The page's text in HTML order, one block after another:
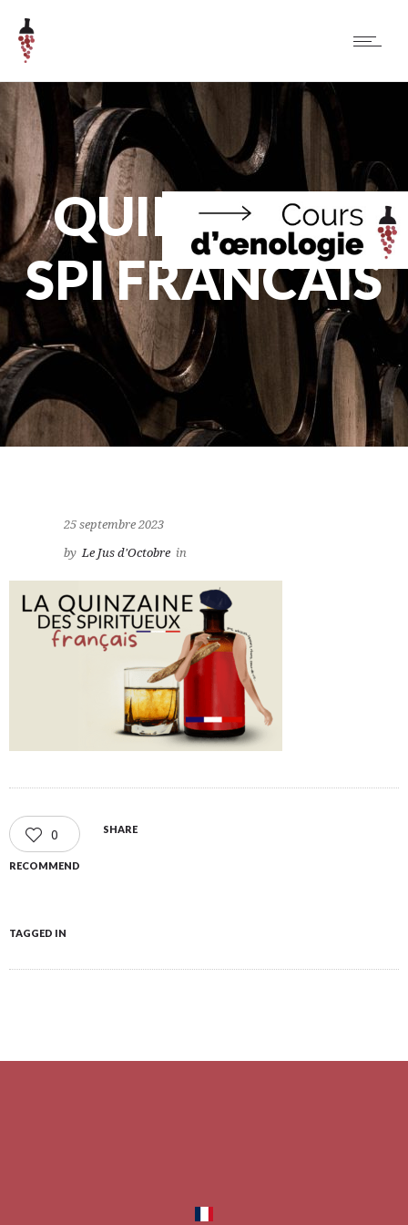
QUINZAINE
SPI FRANCAIS
25 septembre 2023
by Le Jus d'Octobre in
0
RECOMMEND
SHARE
TAGGED IN